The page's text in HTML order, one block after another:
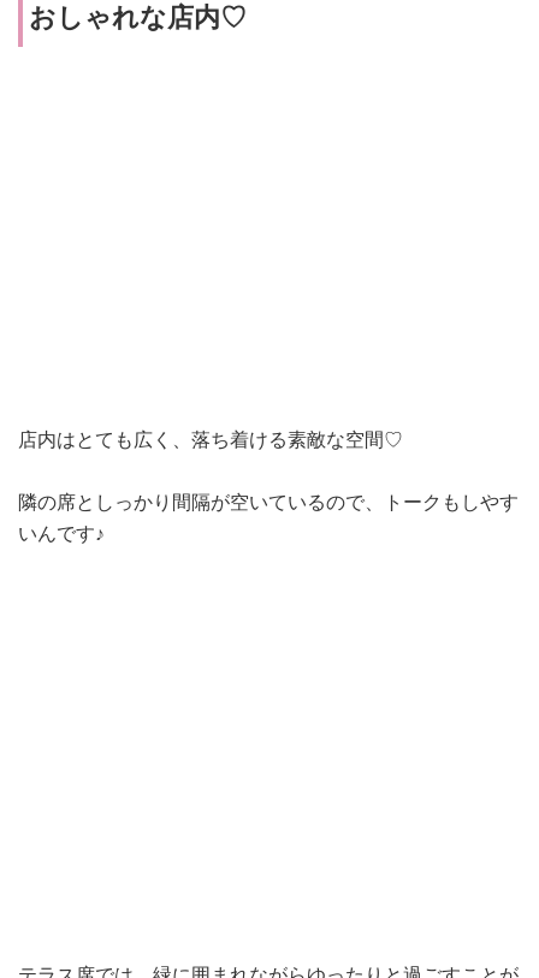
おしゃれな店内♡
店内はとても広く、落ち着ける素敵な空間♡
隣の席としっかり間隔が空いているので、トークもしやす
いんです♪